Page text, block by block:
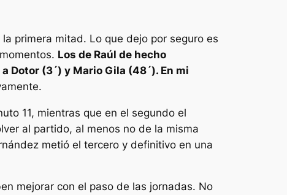
primera mitad. Lo que dejo por seguro es
Los de Raúl de hecho
Dotor (3´) y Mario Gila (48´). En mi
11, mientras que en el segundo el
al partido, al menos no de la misma
metió el tercero y definitivo en una
mejorar con el paso de las jornadas. No